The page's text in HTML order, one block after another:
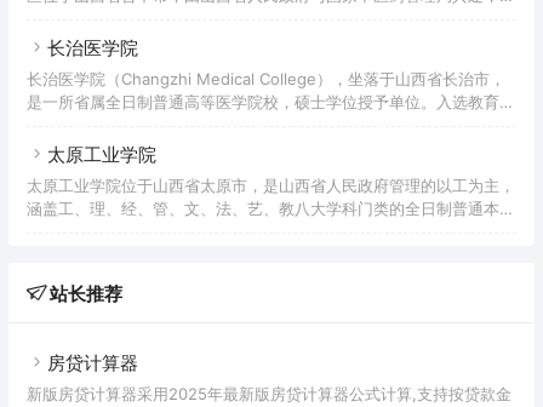
1331工程、推荐优秀应届本科毕业生免试攻读研究生高校、中医学专
化创新创业教育改革示范高校，是山西省重点建设高校。
长治医学院
长治医学院（Changzhi Medical College），坐落于山西省长治市，
是一所省属全日制普通高等医学院校，硕士学位授予单位。入选教育部
太原工业学院
太原工业学院位于山西省太原市，是山西省人民政府管理的以工为主，
涵盖工、理、经、管、文、法、艺、教八大学科门类的全日制普通本科
省“1331工程”，是全国高等军工院校课程思政联盟、山西省高等学校新
站长推荐
房贷计算器
新版房贷计算器采用2025年最新版房贷计算器公式计算,支持按贷款金